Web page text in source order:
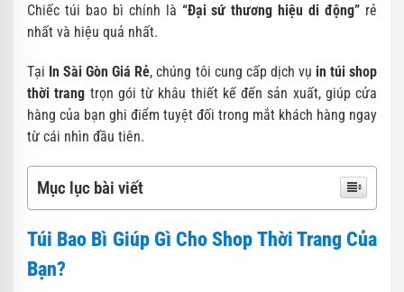
Chiếc túi bao bì chính là “Đại sứ thương hiệu di động” rẻ
nhất và hiệu quả nhất.
Tại In Sài Gòn Giá Rẻ, chúng tôi cung cấp dịch vụ in túi shop
thời trang trọn gói từ khâu thiết kế đến sản xuất, giúp cửa
hàng của bạn ghi điểm tuyệt đối trong mắt khách hàng ngay
từ cái nhìn đầu tiên.
Mục lục bài viết
Túi Bao Bì Giúp Gì Cho Shop Thời Trang Của
Bạn?